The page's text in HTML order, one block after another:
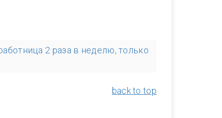
2 раза в неделю, только
back to top